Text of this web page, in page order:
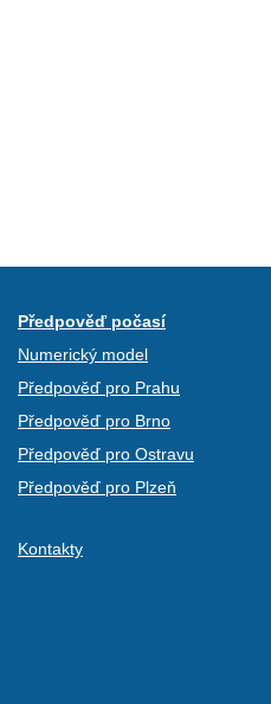
Předpověď počasí
Numerický model
Předpověď pro Prahu
Předpověď pro Brno
Předpověď pro Ostravu
Předpověď pro Plzeň
Kontakty